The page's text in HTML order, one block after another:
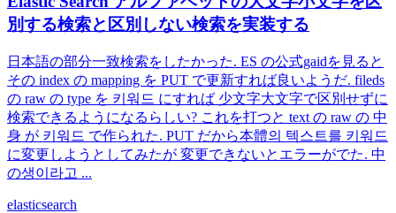
別する検索と区別しない検索を実装する
日本語の部分一致検索をしたかった. ES の公式gaidを見ると
その index の mapping を PUT で更新すれば良いようだ. fileds
の raw の type を 키워드 にすれば 少文字大文字で区別せずに
検索できるようになるらしい? これを打つと text の raw の 中
身 が 키워드 で作られた. PUT だから本體의 텍스트를 키워드
に変更しようとしてみたが 変更できないとエラーがでた. 中
の생이라고 ...
elasticsearch